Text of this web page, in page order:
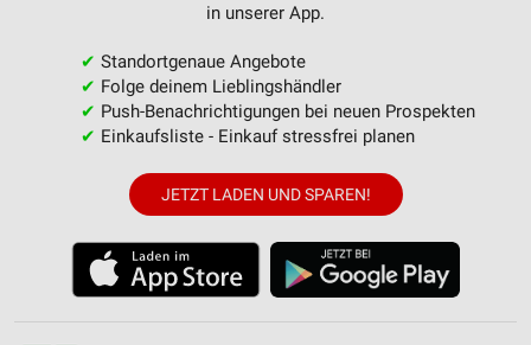
in unserer App.
✔ Standortgenaue Angebote
✔ Folge deinem Lieblingshändler
✔ Push-Benachrichtigungen bei neuen Prospekten
✔ Einkaufsliste - Einkauf stressfrei planen
JETZT LADEN UND SPAREN!